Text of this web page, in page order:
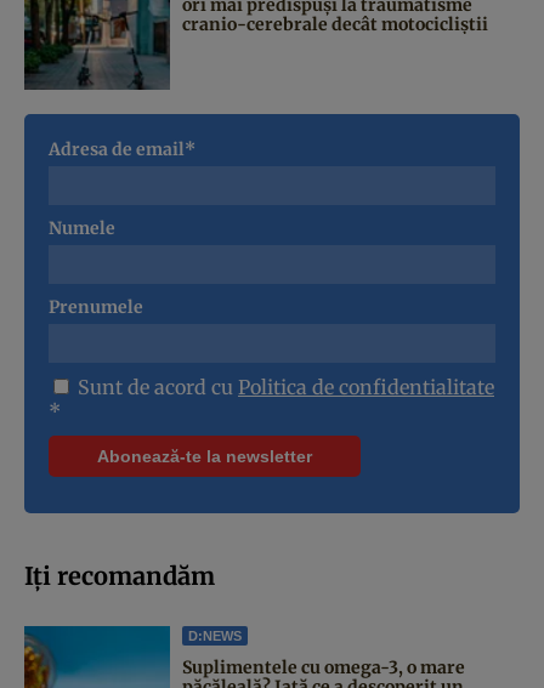
ori mai predispuși la traumatisme
cranio-cerebrale decât motocicliștii
Adresa de email*
Numele
Prenumele
Sunt de acord cu Politica de confidentialitate
*
Iți recomandăm
D:NEWS
Suplimentele cu omega-3, o mare